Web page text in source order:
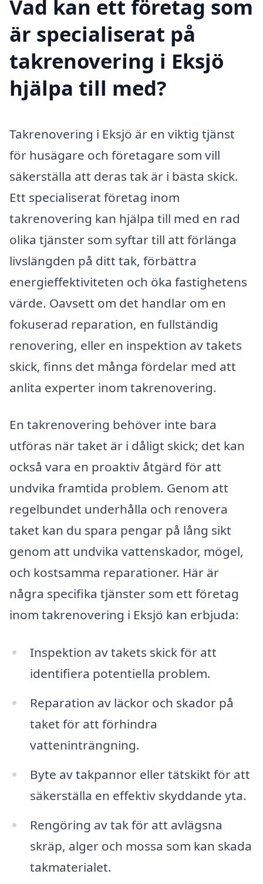
Vad kan ett företag som
är specialiserat på
takrenovering i Eksjö
hjälpa till med?
Takrenovering i Eksjö är en viktig tjänst
för husägare och företagare som vill
säkerställa att deras tak är i bästa skick.
Ett specialiserat företag inom
takrenovering kan hjälpa till med en rad
olika tjänster som syftar till att förlänga
livslängden på ditt tak, förbättra
energieffektiviteten och öka fastighetens
värde. Oavsett om det handlar om en
fokuserad reparation, en fullständig
renovering, eller en inspektion av takets
skick, finns det många fördelar med att
anlita experter inom takrenovering.
En takrenovering behöver inte bara
utföras när taket är i dåligt skick; det kan
också vara en proaktiv åtgärd för att
undvika framtida problem. Genom att
regelbundet underhålla och renovera
taket kan du spara pengar på lång sikt
genom att undvika vattenskador, mögel,
och kostsamma reparationer. Här är
några specifika tjänster som ett företag
inom takrenovering i Eksjö kan erbjuda:
Inspektion av takets skick för att
identifiera potentiella problem.
Reparation av läckor och skador på
taket för att förhindra
vatteninträngning.
Byte av takpannor eller tätskikt för att
säkerställa en effektiv skyddande yta.
Rengöring av tak för att avlägsna
skräp, alger och mossa som kan skada
takmaterialet.